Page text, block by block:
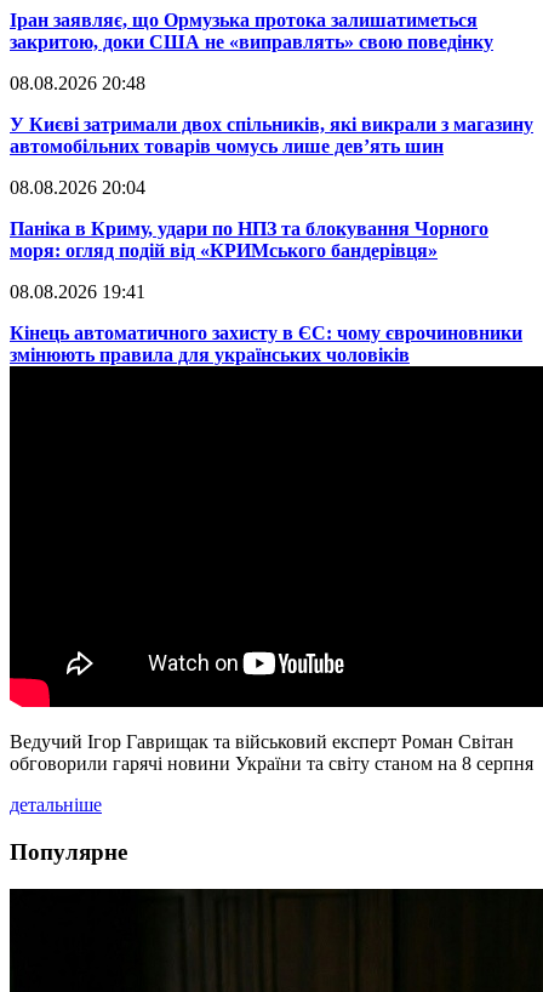
​Іран заявляє, що Ормузька протока залишатиметься
закритою, доки США не «виправлять» свою поведінку
08.08.2026 20:48
​У Києві затримали двох спільників, які викрали з магазину
автомобільних товарів чомусь лише дев’ять шин
08.08.2026 20:04
Паніка в Криму, удари по НПЗ та блокування Чорного
моря: огляд подій від «КРИМського бандерівця»
08.08.2026 19:41
​Кінець автоматичного захисту в ЄС: чому єврочиновники
змінюють правила для українських чоловіків
Ведучий Ігор Гаврищак та військовий експерт Роман Світан
обговорили гарячі новини України та світу станом на 8 серпня
детальніше
Популярне